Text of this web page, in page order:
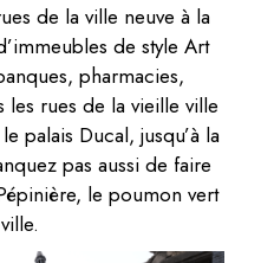
de la ville neuve à la
de style Art
pharmacies,
rues de la vieille ville
palais Ducal, jusqu’à la
pas aussi de faire
le poumon vert